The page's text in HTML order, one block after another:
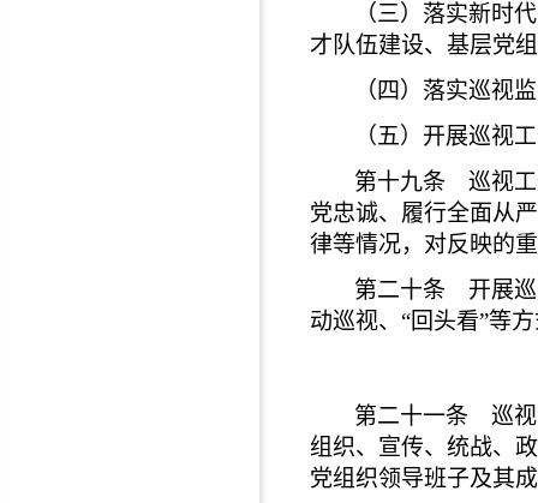
（三）落实新时
才队伍建设、基层党
（四）落实巡视
（五）开展巡视
第十九条 巡视工
党忠诚、履行全面从
律等情况，对反映的
第二十条 开展巡
动巡视、“回头看”等
第二十一条 巡视
组织、宣传、统战、
党组织领导班子及其